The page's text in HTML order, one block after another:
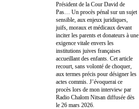
Président de la Cour David de
Pas… Un procès pénal sur un sujet
sensible, aux enjeux juridiques,
juifs, moraux et médicaux devant
inciter les parents et donateurs à une
exigence vitale envers les
institutions juives françaises
accueillant des enfants. Cet article
recourt, sans volonté de choquer,
aux termes précis pour désigner les
actes commis. J’évoquerai ce
procès lors de mon interview par
Radio Chalom Nitsan diffusée dès
le 26 mars 2026.